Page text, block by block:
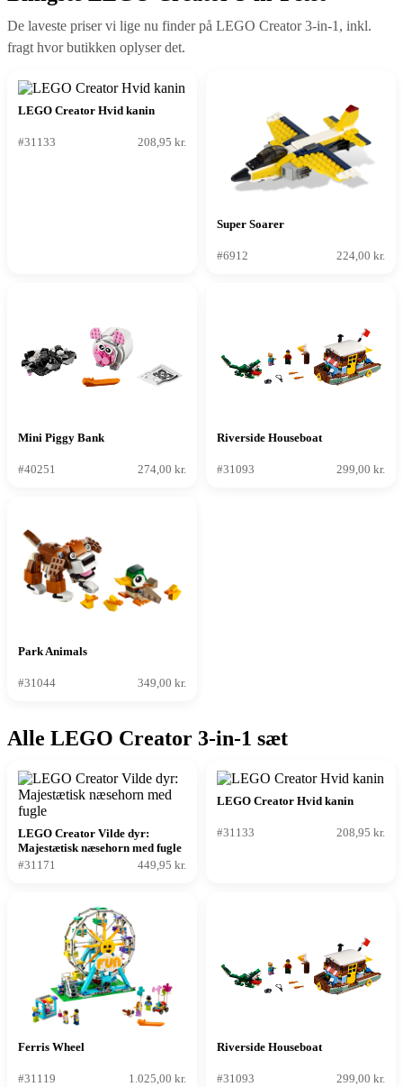
De laveste priser vi lige nu finder på LEGO Creator 3-in-1, inkl.
fragt hvor butikken oplyser det.
LEGO Creator Hvid kanin
#31133 208,95 kr.
Super Soarer
#6912 224,00 kr.
Mini Piggy Bank
#40251 274,00 kr.
Riverside Houseboat
#31093 299,00 kr.
Park Animals
#31044 349,00 kr.
Alle LEGO Creator 3-in-1 sæt
LEGO Creator Vilde dyr:
Majestætisk næsehorn med fugle
#31171
449,95 kr.
LEGO Creator Hvid kanin
#31133 208,95 kr.
Ferris Wheel
#31119 1.025,00 kr.
Riverside Houseboat
#31093 299,00 kr.